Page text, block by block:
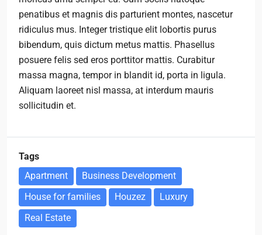
penatibus et magnis dis parturient montes, nascetur
ridiculus mus. Integer tristique elit lobortis purus
bibendum, quis dictum metus mattis. Phasellus
posuere felis sed eros porttitor mattis. Curabitur
massa magna, tempor in blandit id, porta in ligula.
Aliquam laoreet nisl massa, at interdum mauris
sollicitudin et.
Tags
Apartment
Business Development
House for families
Houzez
Luxury
Real Estate